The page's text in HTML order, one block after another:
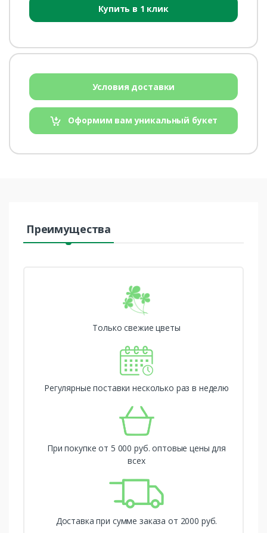
Купить в 1 клик
Условия доставки
Оформим вам уникальный букет
Преимущества
Только свежие цветы
Регулярные поставки несколько раз в неделю
При покупке от 5 000 руб. оптовые цены для
всех
Доставка при сумме заказа от 2000 руб.